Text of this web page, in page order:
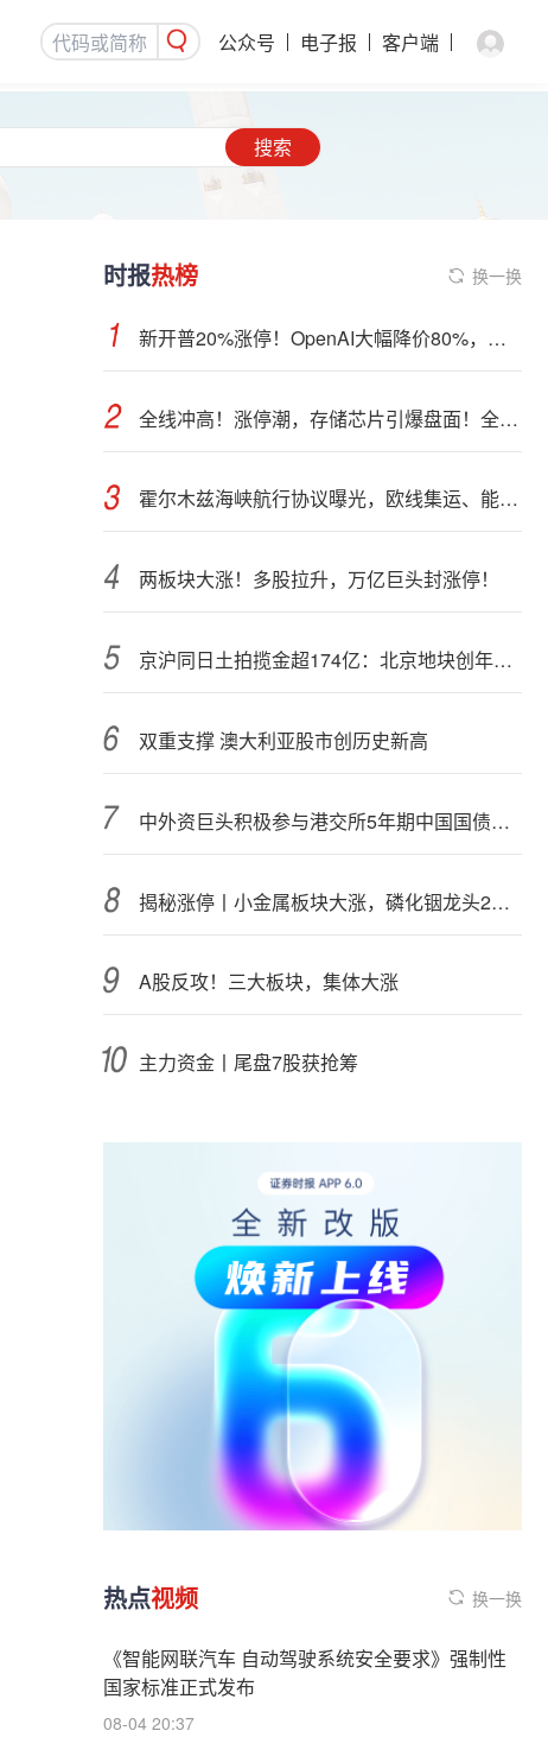
公众号 电子报 客户端
搜索
时报热榜 换一换
新开普20%涨停！OpenAI大幅降价80%，四大利好齐聚：AI应用集体爆发
全线冲高！涨停潮，存储芯片引爆盘面！全球AI算力部署提速
霍尔木兹海峡航行协议曝光，欧线集运、能化品种期货大跌
两板块大涨！多股拉升，万亿巨头封涨停！
京沪同日土拍揽金超174亿：北京地块创年内纪录，上海最高溢价28.45%
双重支撑 澳大利亚股市创历史新高
中外资巨头积极参与港交所5年期中国国债期货交易
揭秘涨停丨小金属板块大涨，磷化铟龙头2连板
A股反攻！三大板块，集体大涨
主力资金丨尾盘7股获抢筹
热点视频 换一换
《智能网联汽车 自动驾驶系统安全要求》强制性
国家标准正式发布
08-04 20:37